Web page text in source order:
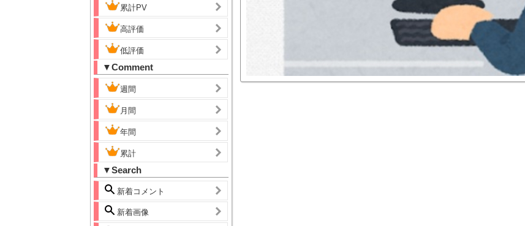
累計PV
高評価
低評価
▼Comment
週間
月間
年間
累計
▼Search
新着コメント
新着画像